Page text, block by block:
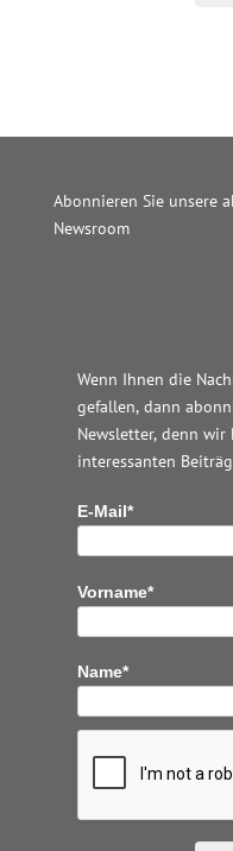
Abonnieren Sie unsere
Newsroom
Wenn Ihnen die
gefallen, dann
Newsletter, denn wir
interessanten
E-Mail*
Vorname*
Name*